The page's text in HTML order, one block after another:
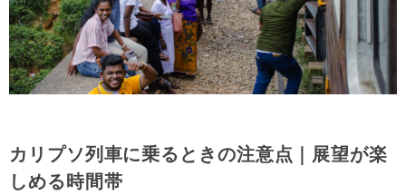
カリプソ列車に乗るときの注意点｜展望が楽
しめる時間帯